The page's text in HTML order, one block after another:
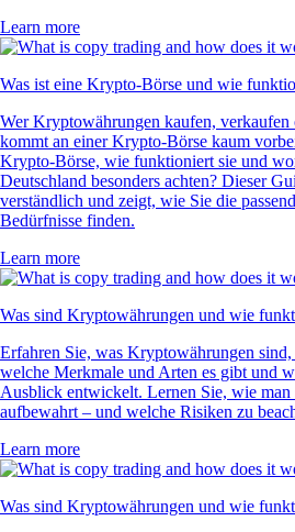
Learn more
Was ist eine Krypto-Börse und wie
Wer Kryptowährungen kaufen, verkaufen
kommt an einer Krypto-Börse kaum
Krypto-Börse, wie funktioniert sie und
Deutschland besonders achten? Dieser
verständlich und zeigt, wie Sie die
Bedürfnisse finden.
Learn more
Was sind Kryptowährungen und wie
Erfahren Sie, was Kryptowährungen
welche Merkmale und Arten es gibt und
Ausblick entwickelt. Lernen Sie, wie man
aufbewahrt – und welche Risiken zu
Learn more
Was sind Kryptowährungen und wie